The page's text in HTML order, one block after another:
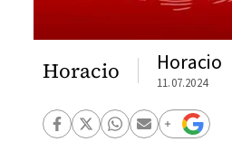
Horacio Horacio
11.07.2024